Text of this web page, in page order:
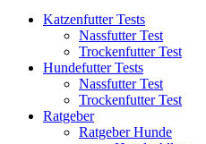
Katzenfutter Tests
Nassfutter Test
Trockenfutter Test
Hundefutter Tests
Nassfutter Test
Trockenfutter Test
Ratgeber
Ratgeber Hunde